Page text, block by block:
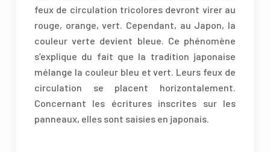
feux de circulation tricolores devront virer au
rouge, orange, vert. Cependant, au Japon, la
couleur verte devient bleue. Ce phénomène
s’explique du fait que la tradition japonaise
mélange la couleur bleu et vert. Leurs feux de
circulation se placent horizontalement.
Concernant les écritures inscrites sur les
panneaux, elles sont saisies en japonais.